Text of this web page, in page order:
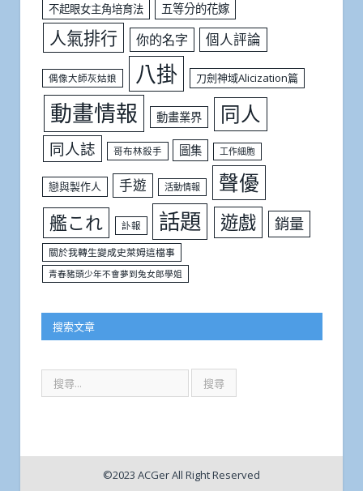
不起眼女主角培育法 五等分的花嫁
人氣排行 你的名字 個人評論
偶像大師灰姑娘 八掛 刀劍神域Alicization篇
動畫情報 動畫業界 同人
同人誌 哥布林殺手 圖集 工作細胞
戀與製作人 手遊 活動情報 聲優
艦これ 訃報 話題 遊戲 銷量
關於我轉生變成史萊姆這檔事
青春豬頭少年不會夢到兔女郎學姐
搜索文章
©2023 ACGer All Right Reserved